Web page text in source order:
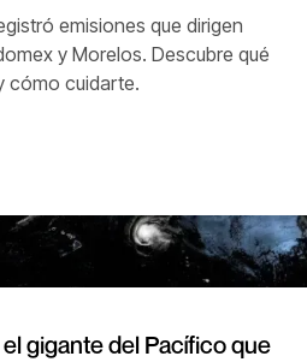
emisiones que dirigen
y Morelos. Descubre qué
cómo cuidarte.
gigante del Pacífico que